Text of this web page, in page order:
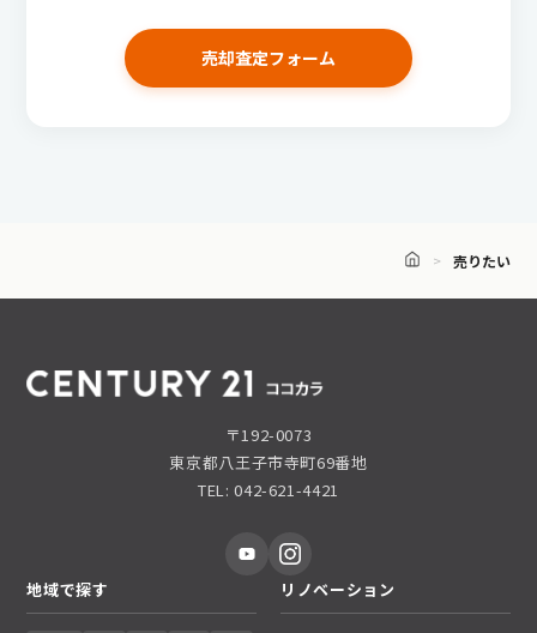
売却査定フォーム
売りたい
〒192-0073
東京都八王子市寺町69番地
TEL: 042-621-4421
地域で探す リノベーション